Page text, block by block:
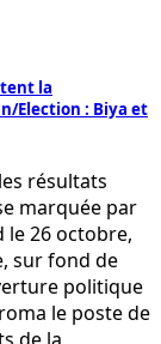
la
Election : Biya et
résultats
marquée par
26 octobre,
sur fond de
politique
le poste de